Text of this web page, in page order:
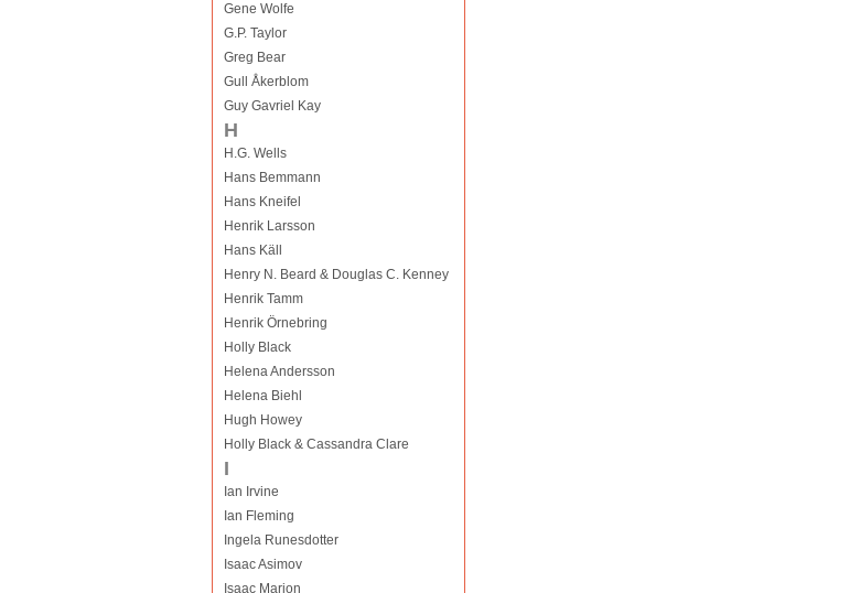
Gene Wolfe
G.P. Taylor
Greg Bear
Gull Åkerblom
Guy Gavriel Kay
H
H.G. Wells
Hans Bemmann
Hans Kneifel
Henrik Larsson
Hans Käll
Henry N. Beard & Douglas C. Kenney
Henrik Tamm
Henrik Örnebring
Holly Black
Helena Andersson
Helena Biehl
Hugh Howey
Holly Black & Cassandra Clare
I
Ian Irvine
Ian Fleming
Ingela Runesdotter
Isaac Asimov
Isaac Marion